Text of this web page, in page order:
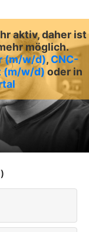
aktiv, daher ist
möglich.
(m/w/d), CNC-
(m/w/d) oder in